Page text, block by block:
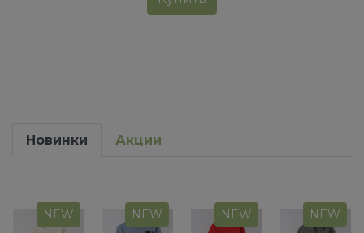
Новинки Акции
NEW NEW NEW NEW